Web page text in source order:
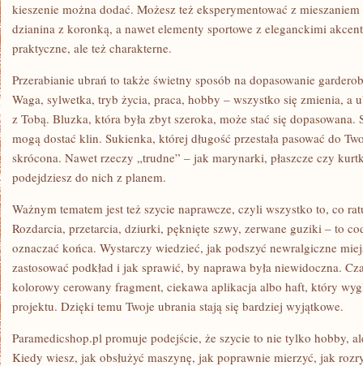
kieszenie można dodać. Możesz też eksperymentować z
dzianina z koronką, a nawet elementy sportowe z eleganckimi
praktyczne, ale też charakterne.
Przerabianie ubrań to także świetny sposób na dopasowanie
Waga, sylwetka, tryb życia, praca, hobby – wszystko się zmienia, a
z Tobą. Bluzka, która była zbyt szeroka, może stać się
mogą dostać klin. Sukienka, której długość przestała pasować do
skrócona. Nawet rzeczy „trudne” – jak marynarki, płaszcze czy
podejdziesz do nich z planem.
Ważnym tematem jest też szycie naprawcze, czyli wszystko to, co
Rozdarcia, przetarcia, dziurki, pęknięte szwy, zerwane guziki – to
oznaczać końca. Wystarczy wiedzieć, jak podszyć newralgiczne
zastosować podkład i jak sprawić, by naprawa była niewidoczna.
kolorowy cerowany fragment, ciekawa aplikacja albo haft, który
projektu. Dzięki temu Twoje ubrania stają się bardziej wyjątkowe.
Paramedicshop.pl promuje podejście, że szycie to nie tylko hobby,
Kiedy wiesz, jak obsłużyć maszynę, jak poprawnie mierzyć, jak